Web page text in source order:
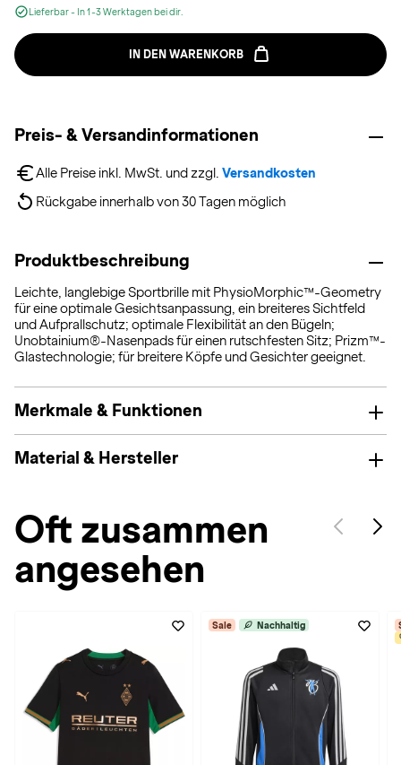
Lieferbar - In 1-3 Werktagen bei dir.
IN DEN WARENKORB
Preis- & Versandinformationen
Alle Preise inkl. MwSt. und zzgl. Versandkosten
Rückgabe innerhalb von 30 Tagen möglich
Produktbeschreibung
Leichte, langlebige Sportbrille mit PhysioMorphic™-Geometry
für eine optimale Gesichtsanpassung, ein breiteres Sichtfeld
und Aufprallschutz; optimale Flexibilität an den Bügeln;
Unobtainium®-Nasenpads für einen rutschfesten Sitz; Prizm™-
Glastechnologie; für breitere Köpfe und Gesichter geeignet.
Merkmale & Funktionen
Material & Hersteller
Oft zusammen
angesehen
Sale Nachhaltig